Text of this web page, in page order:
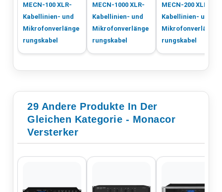
MECN-100 XLR-
Kabellinien- und
Mikrofonverlänge
rungskabel
MECN-1000 XLR-
Kabellinien- und
Mikrofonverlänge
rungskabel
MECN-200 XLR-
Kabellinien- und
Mikrofonverlänge
rungskabel
29 Andere Produkte In Der
Gleichen Kategorie - Monacor
Versterker